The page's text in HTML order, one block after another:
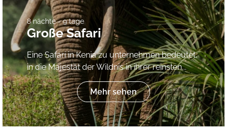
8 nächte - 9 tage
Große Safari
Eine Safari in Kenia zu unternehmen bedeutet,
in die Majestät der Wildnis in ihrer reinsten...
Mehr sehen